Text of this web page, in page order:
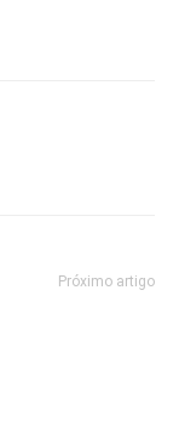
Próximo artigo